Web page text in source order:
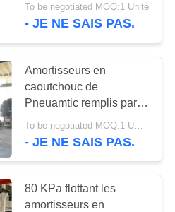
marin
45
To be negotiated MOQ:1 Unité
- JE NE SAIS PAS.
Amortisseurs en
caoutchouc de
Pneuamtic remplis par
gaz noir pour la
protection de amarrage
- JE NE SAIS PAS.
80 KPa flottant les
amortisseurs en